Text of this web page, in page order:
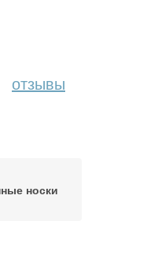
отзывы
носки